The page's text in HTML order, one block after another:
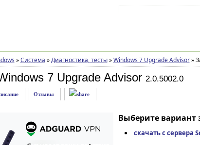
» Система » Диагностика, тесты » Windows 7 Upgrade Advisor »
7 Upgrade Advisor 2.0.5002.0
Отзывы
Выберите вариант
скачать с сервера